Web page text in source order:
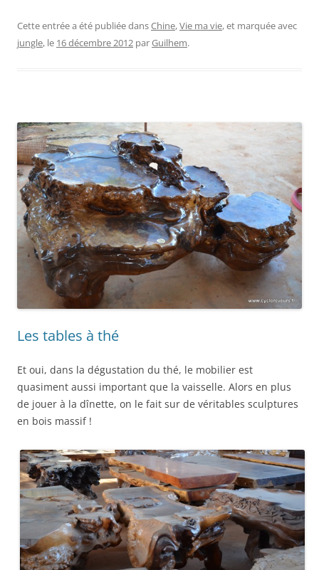
Cette entrée a été publiée dansChine,Vie ma vie, et marquée avec
jungle, le 16 décembre 2012 parGuilhem.
Les tables à thé
Et oui, dans la dégustation du thé, le mobilier est
quasiment aussi important que la vaisselle. Alors en plus
de jouer à la dînette, on le fait sur de véritables sculptures
en bois massif !